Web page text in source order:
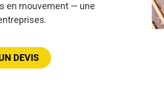
en mouvement — une
DEVIS